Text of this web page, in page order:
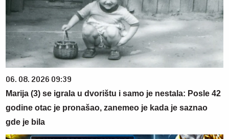
06. 08. 2026 09:39
Marija (3) se igrala u dvorištu i samo je nestala: Posle 42
godine otac je pronašao, zanemeo je kada je saznao
gde je bila